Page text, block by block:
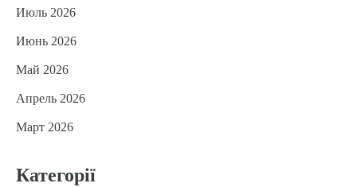
Июль 2026
Июнь 2026
Май 2026
Апрель 2026
Март 2026
Категорії